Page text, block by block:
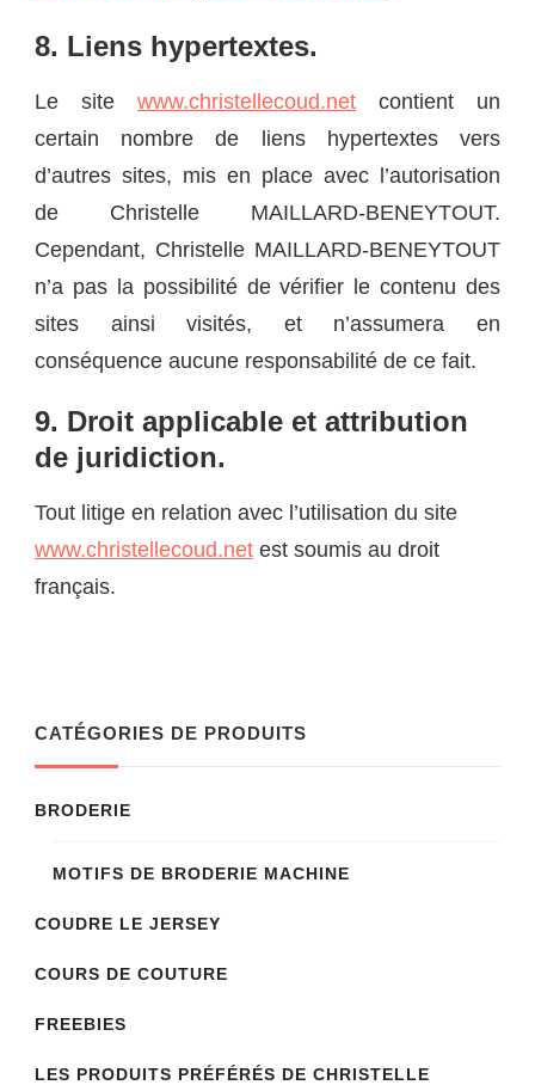
8. Liens hypertextes.
Le site www.christellecoud.net contient un
certain nombre de liens hypertextes vers
d’autres sites, mis en place avec l’autorisation
de Christelle MAILLARD-BENEYTOUT.
Cependant, Christelle MAILLARD-BENEYTOUT
n’a pas la possibilité de vérifier le contenu des
sites ainsi visités, et n’assumera en
conséquence aucune responsabilité de ce fait.
9. Droit applicable et attribution
de juridiction.
Tout litige en relation avec l’utilisation du site
www.christellecoud.net est soumis au droit
français.
CATÉGORIES DE PRODUITS
BRODERIE
MOTIFS DE BRODERIE MACHINE
COUDRE LE JERSEY
COURS DE COUTURE
FREEBIES
LES PRODUITS PRÉFÉRÉS DE CHRISTELLE